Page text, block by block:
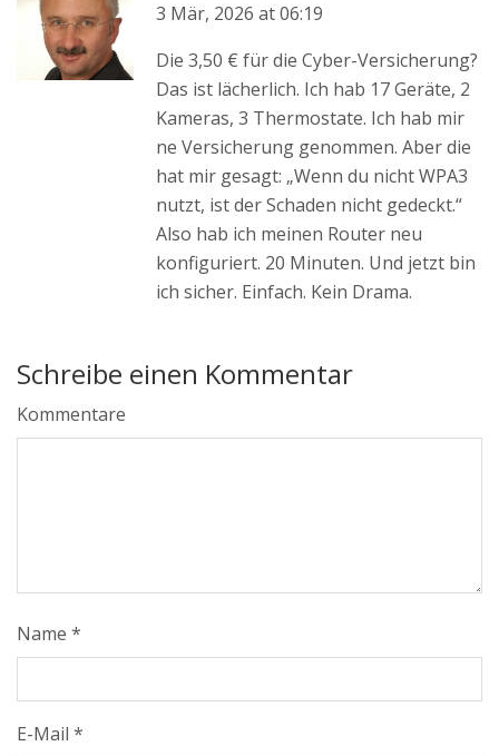
3 Mär, 2026 at 06:19
Die 3,50 € für die Cyber-Versicherung?
Das ist lächerlich. Ich hab 17 Geräte, 2
Kameras, 3 Thermostate. Ich hab mir
ne Versicherung genommen. Aber die
hat mir gesagt: „Wenn du nicht WPA3
nutzt, ist der Schaden nicht gedeckt.“
Also hab ich meinen Router neu
konfiguriert. 20 Minuten. Und jetzt bin
ich sicher. Einfach. Kein Drama.
Schreibe einen Kommentar
Kommentare
Name *
E-Mail *